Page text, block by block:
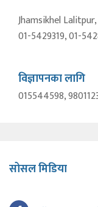
Jhamsikhel
01-5429319, 01-
विज्ञापनका लागि
015544598,
सोसल मिडिया